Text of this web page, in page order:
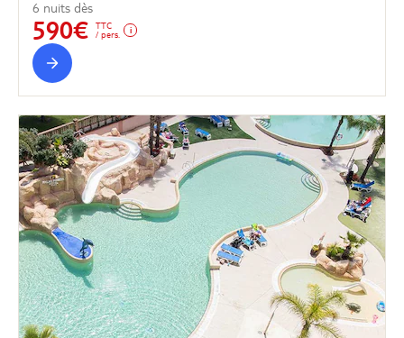
6 nuits dès
590€
TTC
/ pers.